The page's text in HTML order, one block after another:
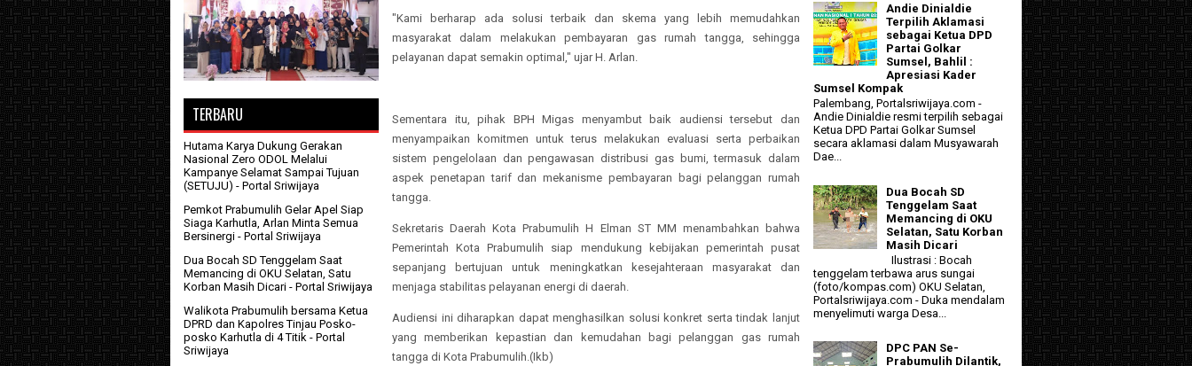
"Kami berharap ada solusi terbaik dan skema yang lebih memudahkan
masyarakat dalam melakukan pembayaran gas rumah tangga, sehingga
pelayanan dapat semakin optimal," ujar H. Arlan.
Sementara itu, pihak BPH Migas menyambut baik audiensi tersebut dan
menyampaikan komitmen untuk terus melakukan evaluasi serta perbaikan
sistem pengelolaan dan pengawasan distribusi gas bumi, termasuk dalam
aspek penetapan tarif dan mekanisme pembayaran bagi pelanggan rumah
tangga.
Sekretaris Daerah Kota Prabumulih H Elman ST MM menambahkan bahwa
Pemerintah Kota Prabumulih siap mendukung kebijakan pemerintah pusat
sepanjang bertujuan untuk meningkatkan kesejahteraan masyarakat dan
menjaga stabilitas pelayanan energi di daerah.
Audiensi ini diharapkan dapat menghasilkan solusi konkret serta tindak lanjut
yang memberikan kepastian dan kemudahan bagi pelanggan gas rumah
tangga di Kota Prabumulih.(Ikb)
TERBARU
Hutama Karya Dukung Gerakan
Nasional Zero ODOL Melalui
Kampanye Selamat Sampai Tujuan
(SETUJU) - Portal Sriwijaya
Pemkot Prabumulih Gelar Apel Siap
Siaga Karhutla, Arlan Minta Semua
Bersinergi - Portal Sriwijaya
Dua Bocah SD Tenggelam Saat
Memancing di OKU Selatan, Satu
Korban Masih Dicari - Portal Sriwijaya
Walikota Prabumulih bersama Ketua
DPRD dan Kapolres Tinjau Posko-
posko Karhutla di 4 Titik - Portal
Sriwijaya
Andie Dinialdie
Terpilih Aklamasi
sebagai Ketua DPD
Partai Golkar
Sumsel, Bahlil :
Apresiasi Kader
Sumsel Kompak
Palembang, Portalsriwijaya.com -
Andie Dinialdie resmi terpilih sebagai
Ketua DPD Partai Golkar Sumsel
secara aklamasi dalam Musyawarah
Dae...
Dua Bocah SD
Tenggelam Saat
Memancing di OKU
Selatan, Satu Korban
Masih Dicari
Ilustrasi : Bocah
tenggelam terbawa arus sungai
(foto/kompas.com) OKU Selatan,
Portalsriwijaya.com - Duka mendalam
menyelimuti warga Desa...
DPC PAN Se-
Prabumulih Dilantik,